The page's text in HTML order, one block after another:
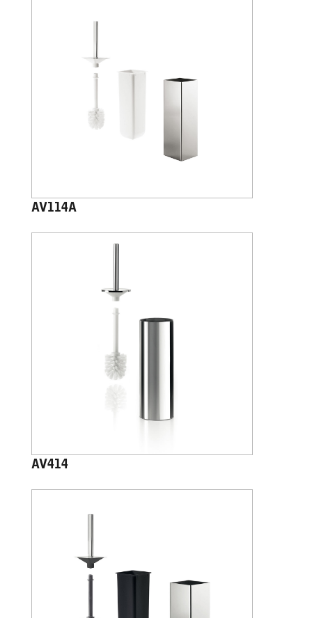
AV114A
AV414